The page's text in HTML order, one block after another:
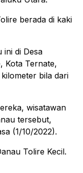
berada di kaki
ini di Desa
Kota Ternate,
bila dari
wisatawan
tersebut,
(1/10/2022).
Tolire Kecil.